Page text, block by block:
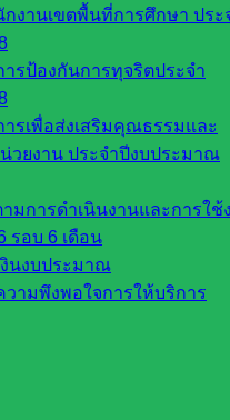
กงานเขตพื้นที่การศึกษา ประ
ารป้องกันการทุจริตประจำ
ารเพื่อส่งเสริมคุณธรรมและ
วยงาน ประจำปีงบประมาณ
มการดำเนินงานและการใช้
รอบ 6 เดือน
งินงบประมาณ
วามพึงพอใจการให้บริการ